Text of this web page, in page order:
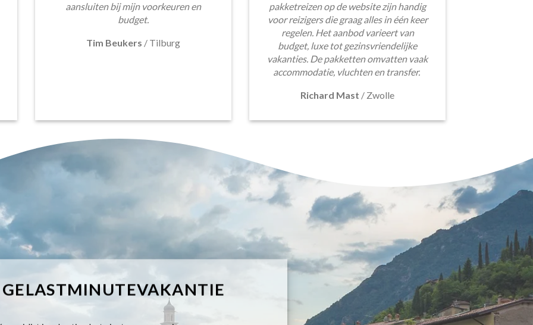
aansluiten bij mijn voorkeuren en
budget.
Tim Beukers / Tilburg
pakketreizen op de website zijn handig
voor reizigers die graag alles in één keer
regelen. Het aanbod varieert van
budget, luxe tot gezinsvriendelijke
vakanties. De pakketten omvatten vaak
accommodatie, vluchten en transfer.
Richard Mast / Zwolle